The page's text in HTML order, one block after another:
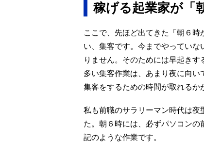
稼げる起業家が「
ここで、先ほど出てきた「朝６
い、集客です。今までやってい
りません。そのためには早起き
多い集客作業は、あまり夜に向い
集客をするための時間が取れるか
私も前職のサラリーマン時代は夜
た。朝６時には、必ずパソコン
記のような作業です。